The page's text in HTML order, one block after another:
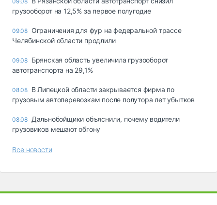
грузооборот на 12,5% за первое полугодие
09.08 Ограничения для фур на федеральной трассе
Челябинской области продлили
09.08 Брянская область увеличила грузооборот
автотранспорта на 29,1%
08.08 В Липецкой области закрывается фирма по
грузовым автоперевозкам после полутора лет убытков
08.08 Дальнобойщики объяснили, почему водители
грузовиков мешают обгону
Все новости